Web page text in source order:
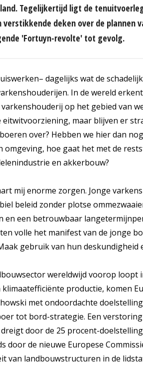
Tegelijkertijd ligt de
deken over de plannen
'Fortuyn-revolte' tot gevolg.
dagelijks wat de
In de wereld
op het gebied van
eitwitvoorziening, maar blijven er
over? Hebben we hier dan
omgeving, hoe gaat het met de
en akkerbouw?
mij enorme zorgen. Jonge
beleid zonder plotse
en een betrouwbaar
volle het manifest van de jonge
gebruik van hun deskundigheid
wereldwijd voorop loopt
productie, komen
met ondoordachte
tot bord-strategie. Een
door de 25 procent-
door de nieuwe Europese
van landbouwstructuren in de